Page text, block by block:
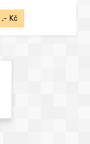
,- Kč